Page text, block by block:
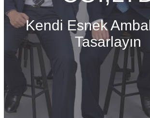
Kendi Esnek
Tasarlayın